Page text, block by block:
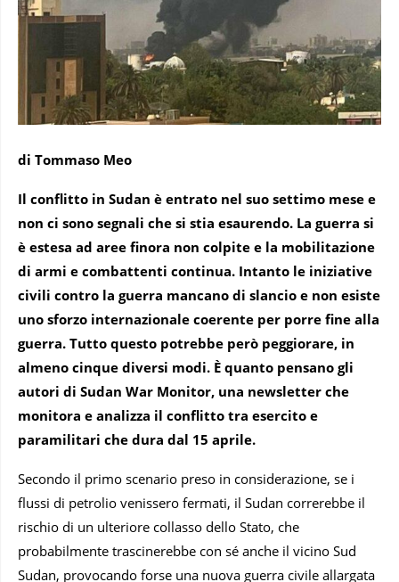
di Tommaso Meo
Il conflitto in Sudan è entrato nel suo settimo mese e
non ci sono segnali che si stia esaurendo. La guerra si
è estesa ad aree finora non colpite e la mobilitazione
di armi e combattenti continua. Intanto le iniziative
civili contro la guerra mancano di slancio e non esiste
uno sforzo internazionale coerente per porre fine alla
guerra. Tutto questo potrebbe però peggiorare, in
almeno cinque diversi modi. È quanto pensano gli
autori di Sudan War Monitor, una newsletter che
monitora e analizza il conflitto tra esercito e
paramilitari che dura dal 15 aprile.
Secondo il primo scenario preso in considerazione, se i
flussi di petrolio venissero fermati, il Sudan correrebbe il
rischio di un ulteriore collasso dello Stato, che
probabilmente trascinerebbe con sé anche il vicino Sud
Sudan, provocando forse una nuova guerra civile allargata